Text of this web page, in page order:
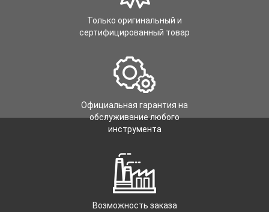
Только оригинальный и
сертифицированный товар
Официальная гарантия на
обслуживание любого
инструмента
Возможность заказа